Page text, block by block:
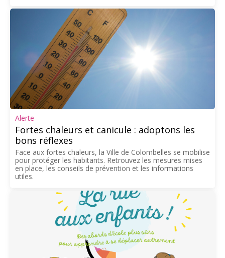
Alerte
Fortes chaleurs et canicule : adoptons les
bons réflexes
Face aux fortes chaleurs, la Ville de Colombelles se mobilise
pour protéger les habitants. Retrouvez les mesures mises
en place, les conseils de prévention et les informations
utiles.